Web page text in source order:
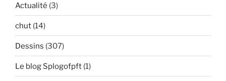
Actualité (3)
chut (14)
Dessins (307)
Le blog Splogofpft (1)